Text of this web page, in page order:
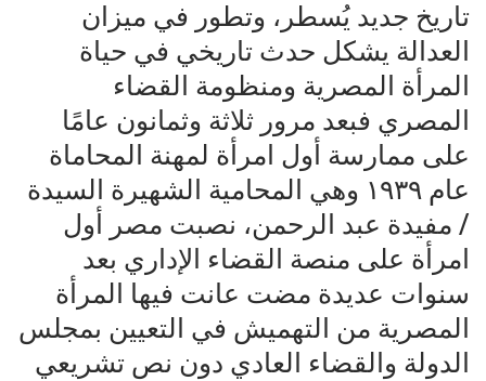
تاريخ جديد يُسطر، وتطور في ميزان
العدالة يشكل حدث تاريخي في حياة
المرأة المصرية ومنظومة القضاء
المصري فبعد مرور ثلاثة وثمانون عامًا
على ممارسة أول امرأة لمهنة المحاماة
عام ١٩٣٩ وهي المحامية الشهيرة السيدة
/ مفيدة عبد الرحمن، نصبت مصر أول
امرأة على منصة القضاء الإداري بعد
سنوات عديدة مضت عانت فيها المرأة
المصرية من التهميش في التعيين بمجلس
الدولة والقضاء العادي دون نص تشريعي